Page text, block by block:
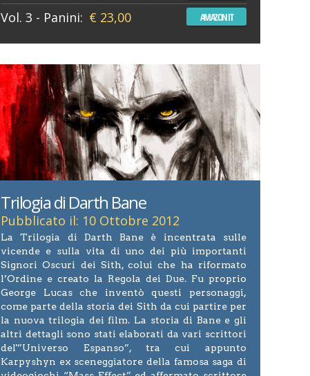
Vol. 3 - Panini: € 23,00 AMAZON IT
Trilogia di Darth Bane
Pubblicato il: 10 Ottobre 2012
La Trilogia di Darth Bane è incentrata sulle
vicende e sulla vita di uno dei più importanti
Signori Oscuri dei Sith, colui che ha riformato
l’Ordine e creato la Regola dei Due. Fu proprio
George Lucas che inventò questi personaggi,
come parte della storia dei Sith da cui partire per
la nuova trilogia dei film. La storia di Bane e gli
altri dettagli sono stati elaborati da vari scrittori
del'”Universo Espanso”, tra cui appunto
Karpyshyn ex sceneggiatore della famosa saga di